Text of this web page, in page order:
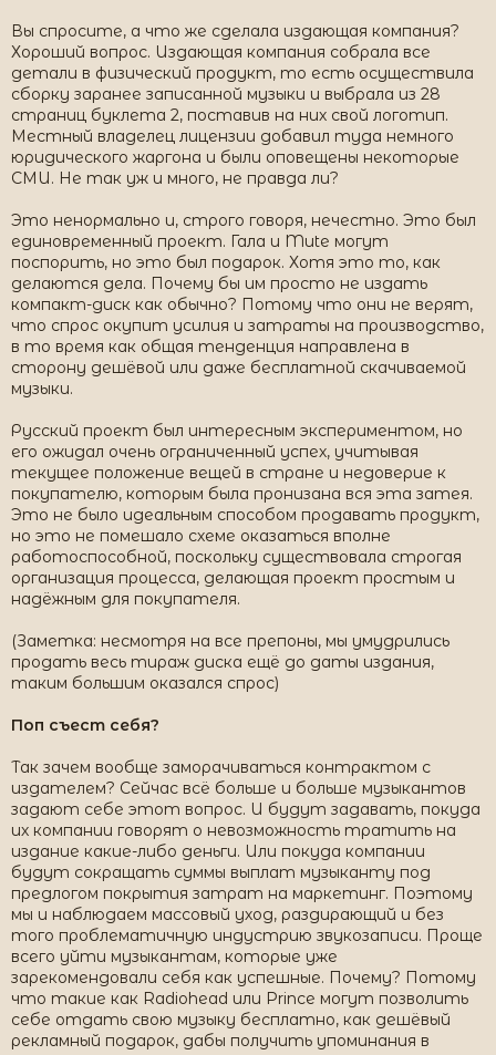
Вы спросите, а что же сделала издающая компания?
Хороший вопрос. Издающая компания собрала все
детали в физический продукт, то есть осуществила
сборку заранее записанной музыки и выбрала из 28
страниц буклета 2, поставив на них свой логотип.
Местный владелец лицензии добавил туда немного
юридического жаргона и были оповещены некоторые
СМИ. Не так уж и много, не правда ли?
Это ненормально и, строго говоря, нечестно. Это был
единовременный проект. Гала и Mute могут
поспорить, но это был подарок. Хотя это то, как
делаются дела. Почему бы им просто не издать
компакт-диск как обычно? Потому что они не верят,
что спрос окупит усилия и затраты на производство,
в то время как общая тенденция направлена в
сторону дешёвой или даже бесплатной скачиваемой
музыки.
Русский проект был интересным экспериментом, но
его ожидал очень ограниченный успех, учитывая
текущее положение вещей в стране и недоверие к
покупателю, которым была пронизана вся эта затея.
Это не было идеальным способом продавать продукт,
но это не помешало схеме оказаться вполне
работоспособной, поскольку существовала строгая
организация процесса, делающая проект простым и
надёжным для покупателя.
(Заметка: несмотря на все препоны, мы умудрились
продать весь тираж диска ещё до даты издания,
таким большим оказался спрос)
Поп съест себя?
Так зачем вообще заморачиваться контрактом с
издателем? Сейчас всё больше и больше музыкантов
задают себе этот вопрос. И будут задавать, покуда
их компании говорят о невозможность тратить на
издание какие-либо деньги. Или покуда компании
будут сокращать суммы выплат музыканту под
предлогом покрытия затрат на маркетинг. Поэтому
мы и наблюдаем массовый уход, раздирающий и без
того проблематичную индустрию звукозаписи. Проще
всего уйти музыкантам, которые уже
зарекомендовали себя как успешные. Почему? Потому
что такие как Radiohead или Prince могут позволить
себе отдать свою музыку бесплатно, как дешёвый
рекламный подарок, дабы получить упоминания в